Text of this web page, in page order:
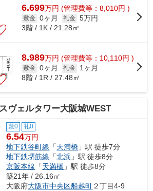
6.699万円 (管理費等：8,010円 )
敷金 0ヶ月 礼金 5万円
3階 / 1K / 21.28㎡
8.989万円 (管理費等：10,110円 )
敷金 0ヶ月 礼金
1ヶ月
8階 / 1R / 27.48㎡
ヴェルタワー大阪城WEST
敷0 礼0
6.54万円
地下鉄谷町線 「天満橋 」駅 徒歩7分
地下鉄堺筋線 「北浜 」駅 徒歩8分
京阪本線 「天満橋 」駅 徒歩8分
築21年 / 26.16㎡
大阪府大阪市中央区船越町２丁目4-9